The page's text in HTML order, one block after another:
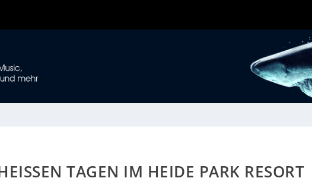
TAGEN IM HEIDE PARK RESORT